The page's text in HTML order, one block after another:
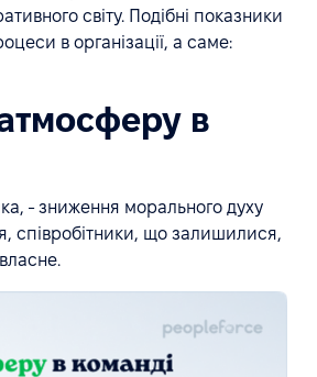
світу. Подібні показники
в організації, а саме:
в
- зниження морального духу
співробітники, що залишилися,